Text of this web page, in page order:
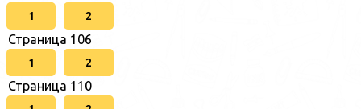
1 2
Страница 106
1 2
Страница 110